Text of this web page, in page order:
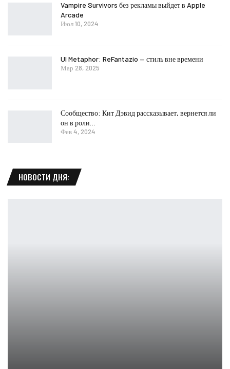
Vampire Survivors без рекламы выйдет в Apple
Arcade
Июл 10, 2024
UI Metaphor: ReFantazio — стиль вне времени
Мар 28, 2025
Сообщество: Кит Дэвид рассказывает, вернется ли
он в роли…
Фев 4, 2024
НОВОСТИ ДНЯ: